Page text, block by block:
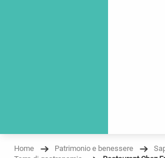
Home Patrimonio e benessere